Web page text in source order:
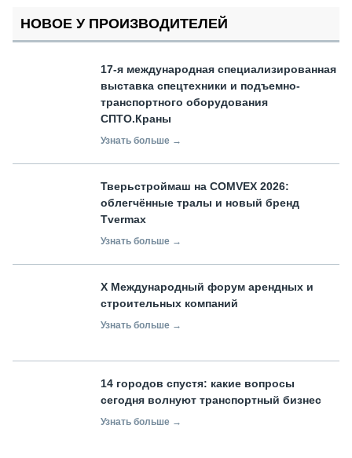
НОВОЕ У ПРОИЗВОДИТЕЛЕЙ
17-я международная специализированная
выставка спецтехники и подъемно-
транспортного оборудования
СПТО.Краны
Узнать больше →
Тверьстроймаш на COMVEX 2026:
облегчённые тралы и новый бренд
Tvermax
Узнать больше →
X Международный форум арендных и
строительных компаний
Узнать больше →
14 городов спустя: какие вопросы
сегодня волнуют транспортный бизнес
Узнать больше →